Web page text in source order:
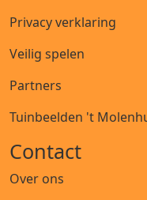
Privacy verklaring
Veilig spelen
Partners
Tuinbeelden 't
Contact
Over ons